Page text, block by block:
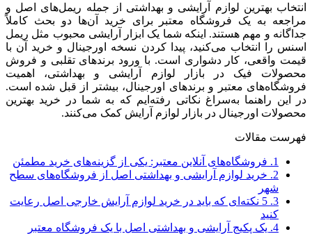
انتخاب بهترین لوازم آرایشی و بهداشتی از جمله ریمل‌های اصل و
مراجعه به یک فروشگاه معتبر برای خرید آن‌ها دو بحث کاملاً
جداگانه و مهم هستند. اینکه شما یک ابزار آرایشی محبوب مثل ریمل
اسنس را انتخاب می‌کنید، پیدا کردن نسخه اورجینال و خرید آن با
قیمت واقعی، کار دشواری است. با ورود برندهای تقلبی و فروش
محصولات فیک در بازار لوازم آرایشی و بهداشتی، اهمیت
فروشگاه‌های معتبر و برندهای اورجینال، بیشتر از قبل شده است.
در این راهنما به‌سراغ نکاتی رفته‌ایم که به شما در خرید بهترین
محصولات اورجینال در بازار لوازم آرایش کمک می‌کنند.
فهرست مقالات
1. فروشگاه‌های آنلاین معتبر: یکی از گزینه‌های خرید مطمئن
2. خرید لوازم آرایشی و بهداشتی اصل از فروشگاه‌های سطح
شهر
3.
5 نکته‌ای که باید در خرید لوازم آرایش خارجی اصل رعایت
کنید
4. یک پکیج آرایشی و بهداشتی اصل با یک فروشگاه معتبر